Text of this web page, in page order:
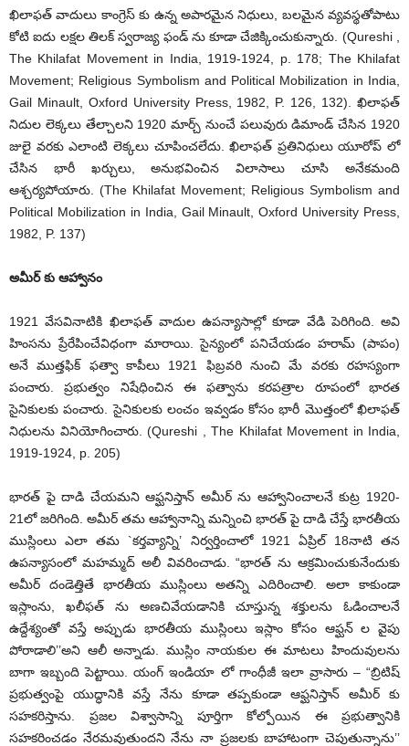
ఖిలాఫత్ వాదులు కాంగ్రెస్ కు ఉన్న అపారమైన నిధులు, బలమైన వ్యవస్థతోపాటు
కోటి ఐదు లక్షల తిలక్ స్వరాజ్య ఫండ్ ను కూడా చేజిక్కించుకున్నారు. (Qureshi ,
The Khilafat Movement in India, 1919-1924, p. 178; The Khilafat
Movement; Religious Symbolism and Political Mobilization in India,
Gail Minault, Oxford University Press, 1982, P. 126, 132). ఖిలాఫత్
నిదుల లెక్కలు తేల్చాలని 1920 మార్చ్ నుంచే పలువురు డిమాండ్ చేసిన 1920
జులై వరకు ఎలాంటి లెక్కలు చూపించలేదు. ఖిలాఫత్ ప్రతినిధులు యూరోప్ లో
చేసిన భారీ ఖర్చులు, అనుభవించిన విలాసాలు చూసి అనేకమంది
ఆశ్చర్యపోయారు. (The Khilafat Movement; Religious Symbolism and
Political Mobilization in India, Gail Minault, Oxford University Press,
1982, P. 137)
అమీర్ కు ఆహ్వానం
1921 వేసవినాటికి ఖిలాఫత్ వాదుల ఉపన్యాసాల్లో కూడా వేడి పెరిగింది. అవి
హింసను ప్రేరేపించేవిధంగా మారాయి. సైన్యంలో పనిచేయడం హరామ్ (పాపం)
అనే ముత్తఫిక్ ఫత్వా కాపీలు 1921 ఫిబ్రవరి నుంచి మే వరకు రహస్యంగా
పంచారు. ప్రభుత్వం నిషేధించిన ఈ ఫత్వాను కరపత్రాల రూపంలో భారత
సైనికులకు పంచారు. సైనికులకు లంచం ఇవ్వడం కోసం భారీ మొత్తంలో ఖిలాఫత్
నిధులను వినియోగించారు. (Qureshi , The Khilafat Movement in India,
1919-1924, p. 205)
భారత్ పై దాడి చేయమని ఆఫ్ఘనిస్తాన్ అమీర్ ను ఆహ్వానించాలనే కుట్ర 1920-
21లో జరిగింది. అమీర్ తమ ఆహ్వానాన్ని మన్నించి భారత్ పై దాడి చేస్తే భారతీయ
ముస్లింలు ఎలా తమ `కర్తవ్యాన్ని’ నిర్వర్తించాలో 1921 ఏప్రిల్ 18నాటి తన
ఉపన్యాసంలో మహమ్మద్ అలీ వివరించాడు. “భారత్ ను ఆక్రమించుకునేందుకు
అమీర్ దండెత్తితే భారతీయ ముస్లింలు అతన్ని ఎదిరించాలి. అలా కాకుండా
ఇస్లాంను, ఖలీఫత్ ను అణచివేయడానికి చూస్తున్న శక్తులను ఓడించాలనే
ఉద్దేశ్యంతో వస్తే అప్పుడు భారతీయ ముస్లింలు ఇస్లాం కోసం ఆఫ్ఘన్ ల వైపు
పోరాడాలి’’అని ఆలీ అన్నాడు. ముస్లిం నాయకుల ఈ మాటలు హిందువులను
బాగా ఇబ్బంది పెట్టాయి. యంగ్ ఇండియా లో గాంధీజీ ఇలా వ్రాసారు – “బ్రిటిష్
ప్రభుత్వంపై యుద్ధానికి వస్తే నేను కూడా తప్పకుండా ఆఫ్ఘనిస్తాన్ అమీర్ కు
సహకరిస్తాను. ప్రజల విశ్వాసాన్ని పూర్తిగా కోల్పోయిన ఈ ప్రభుత్వానికి
సహకరించడం నేరమవుతుందని నేను నా ప్రజలకు బాహాటంగా చెపుతున్నాను’’